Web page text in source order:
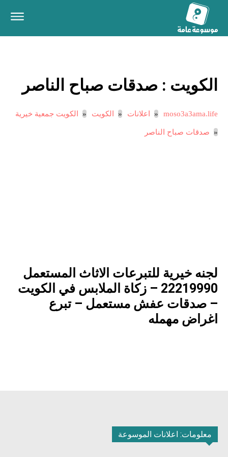
الكويت : صدقات صباح الناصر
moso3a3ama.life اعلانات الكويت الكويت جمعية خيرية
صدقات صباح الناصر
لجنه خيرية للتبرعات الاثاث المستعمل
22219990 – زكاة الملابس في الكويت
– صدقات عفش مستعمل – تبرع
اغراض مهمله
معلومات: اعلانات الموسوعة